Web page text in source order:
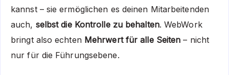
kannst – sie ermöglichen es deinen Mitarbeitenden
auch, selbst die Kontrolle zu behalten. WebWork
bringt also echten Mehrwert für alle Seiten – nicht
nur für die Führungsebene.